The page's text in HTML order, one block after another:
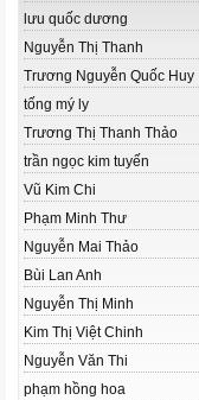
lưu quốc dương
Nguyễn Thị Thanh
Trương Nguyễn Quốc Huy
tống mý ly
Trương Thị Thanh Thảo
trần ngọc kim tuyến
Vũ Kim Chi
Phạm Minh Thư
Nguyễn Mai Thảo
Bùi Lan Anh
Nguyễn Thị Minh
Kim Thị Việt Chinh
Nguyễn Văn Thi
phạm hồng hoa